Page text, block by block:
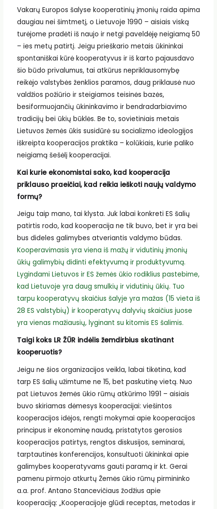
Vakarų Europos šalyse kooperatinių įmonių raida apima
daugiau nei šimtmetį, o Lietuvoje 1990 – aisiais viską
turėjome pradėti iš naujo ir netgi paveldėję neigiamą 50
– ies metų patirtį. Jeigu prieškario metais ūkininkai
spontaniškai kūrė kooperatyvus ir iš karto pajausdavo
šio būdo privalumus, tai atkūrus nepriklausomybę
reikėjo valstybės ženklios paramos, daug priklausė nuo
valdžios požiūrio ir steigiamos teisinės bazės,
besiformuojančių ūkininkavimo ir bendradarbiavimo
tradicijų bei ūkių būklės. Be to, sovietiniais metais
Lietuvos žemės ūkis susidūrė su socializmo ideologijos
iškreipta kooperacijos praktika – kolūkiais, kurie paliko
neigiamą šešėlį kooperacijai.
Kai kurie ekonomistai sako, kad kooperacija
priklauso praeičiai, kad reikia ieškoti naujų valdymo
formų?
Jeigu taip mano, tai klysta. Juk labai konkreti ES šalių
patirtis rodo, kad kooperacija ne tik buvo, bet ir yra bei
bus dideles galimybes atveriantis valdymo būdas.
Kooperavimasis yra viena iš mažų ir vidutinių įmonių
ūkių galimybių didinti efektyvumą ir produktyvumą.
Lygindami Lietuvos ir ES žemės ūkio rodiklius pastebime,
kad Lietuvoje yra daug smulkių ir vidutinių ūkių. Tuo
tarpu kooperatyvų skaičius šalyje yra mažas (15 vieta iš
28 ES valstybių) ir kooperatyvų dalyvių skaičius juose
yra vienas mažiausių, lyginant su kitomis ES šalimis.
Taigi koks LR ŽŪR indėlis žemdirbius skatinant
kooperuotis?
Jeigu ne šios organizacijos veikla, labai tikėtina, kad
tarp ES šalių užimtume ne 15, bet paskutinę vietą. Nuo
pat Lietuvos žemės ūkio rūmų atkūrimo 1991 – aisiais
buvo skiriamas dėmesys kooperacijai: viešintos
kooperacijos idėjos, rengti mokymai apie kooperacijos
principus ir ekonominę naudą, pristatytos gerosios
kooperacijos patirtys, rengtos diskusijos, seminarai,
tarptautinės konferencijos, konsultuoti ūkininkai apie
galimybes kooperatyvams gauti paramą ir kt. Gerai
pamenu pirmojo atkurtų Žemės ūkio rūmų pirmininko
a.a. prof. Antano Stancevičiaus žodžius apie
kooperaciją: „Kooperacijoje glūdi receptas, metodas ir